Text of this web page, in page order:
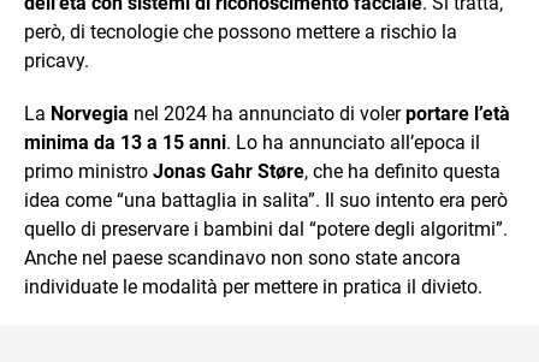
però, di tecnologie che possono mettere a rischio la
pricavy.
La Norvegia nel 2024 ha annunciato di volerportare l’età
minima da 13 a 15 anni. Lo ha annunciato all’epoca il
primo ministro Jonas Gahr Støre, che ha definito questa
idea come “una battaglia in salita”. Il suo intento era però
quello di preservare i bambini dal “potere degli algoritmi”.
Anche nel paese scandinavo non sono state ancora
individuate le modalità per mettere in pratica il divieto.